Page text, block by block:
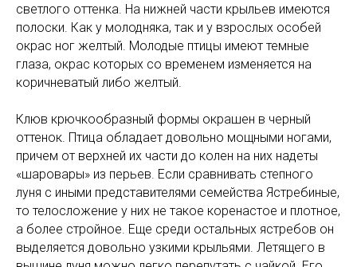
светлого оттенка. На нижней части крыльев имеются
полоски. Как у молодняка, так и у взрослых особей
окрас ног желтый. Молодые птицы имеют темные
глаза, окрас которых со временем изменяется на
коричневатый либо желтый.
Клюв крючкообразный формы окрашен в черный
оттенок. Птица обладает довольно мощными ногами,
причем от верхней их части до колен на них надеты
«шаровары» из перьев. Если сравнивать степного
луня с иными представителями семейства Ястребиные,
то телосложение у них не такое коренастое и плотное,
а более стройное. Еще среди остальных ястребов он
выделяется довольно узкими крыльями. Летящего в